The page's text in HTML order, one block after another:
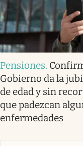
Pensiones.
Gobierno da la
de edad y sin
que padezcan
enfermedades